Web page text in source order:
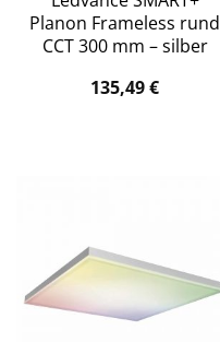
Planon Frameless rund
CCT 300 mm – silber
135,49€